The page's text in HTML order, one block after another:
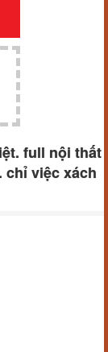
full nội thất
chỉ việc xách